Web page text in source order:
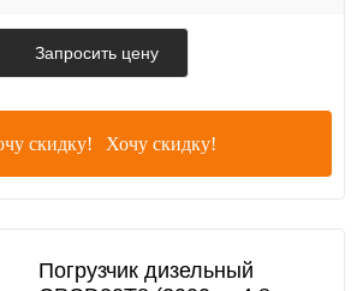
Запросить цену
Хочу скидку!
Погрузчик дизельный